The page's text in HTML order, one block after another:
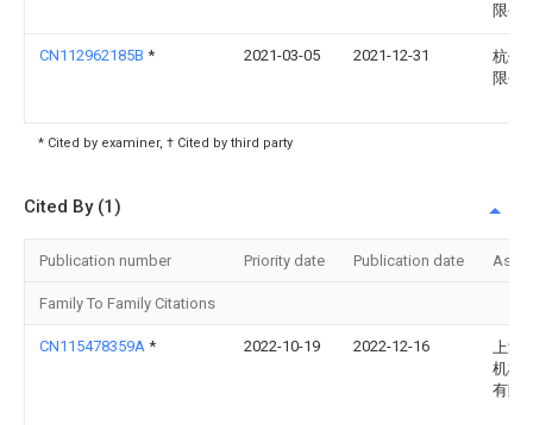
限公
CN112962185B * 2021-03-05 2021-12-31
杭州
限公
* Cited by examiner, † Cited by third party
Cited By (1)
Publication number Priority date Publication date
Family To Family Citations
CN115478359A * 2022-10-19 2022-12-16
上海
机械
有限